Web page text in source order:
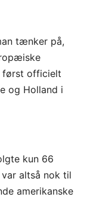
tænker på,
først officielt
og Holland i
kun 66
altså nok til
amerikanske